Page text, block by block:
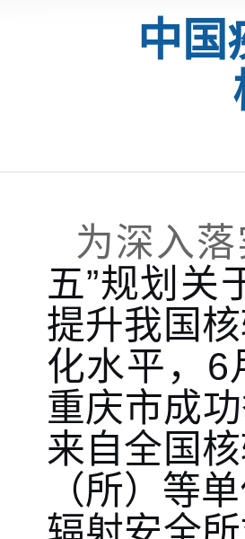
中国
为深入
五”规划关
提升我国
化水平，6
重庆市成
来自全国
（所）等